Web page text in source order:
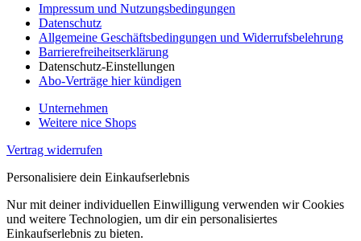
Impressum und Nutzungsbedingungen
Datenschutz
Allgemeine Geschäftsbedingungen und Widerrufsbelehrung
Barrierefreiheitserklärung
Datenschutz-Einstellungen
Abo-Verträge hier kündigen
Unternehmen
Weitere nice Shops
Vertrag widerrufen
Personalisiere dein Einkaufserlebnis
Nur mit deiner individuellen Einwilligung verwenden wir Cookies
und weitere Technologien, um dir ein personalisiertes
Einkaufserlebnis zu bieten.